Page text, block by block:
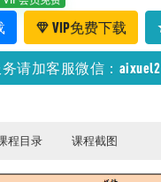
VIP免费下载
请加客服微信：aixuel2
程目录 课程截图
押题卷电子版 2023-04-26